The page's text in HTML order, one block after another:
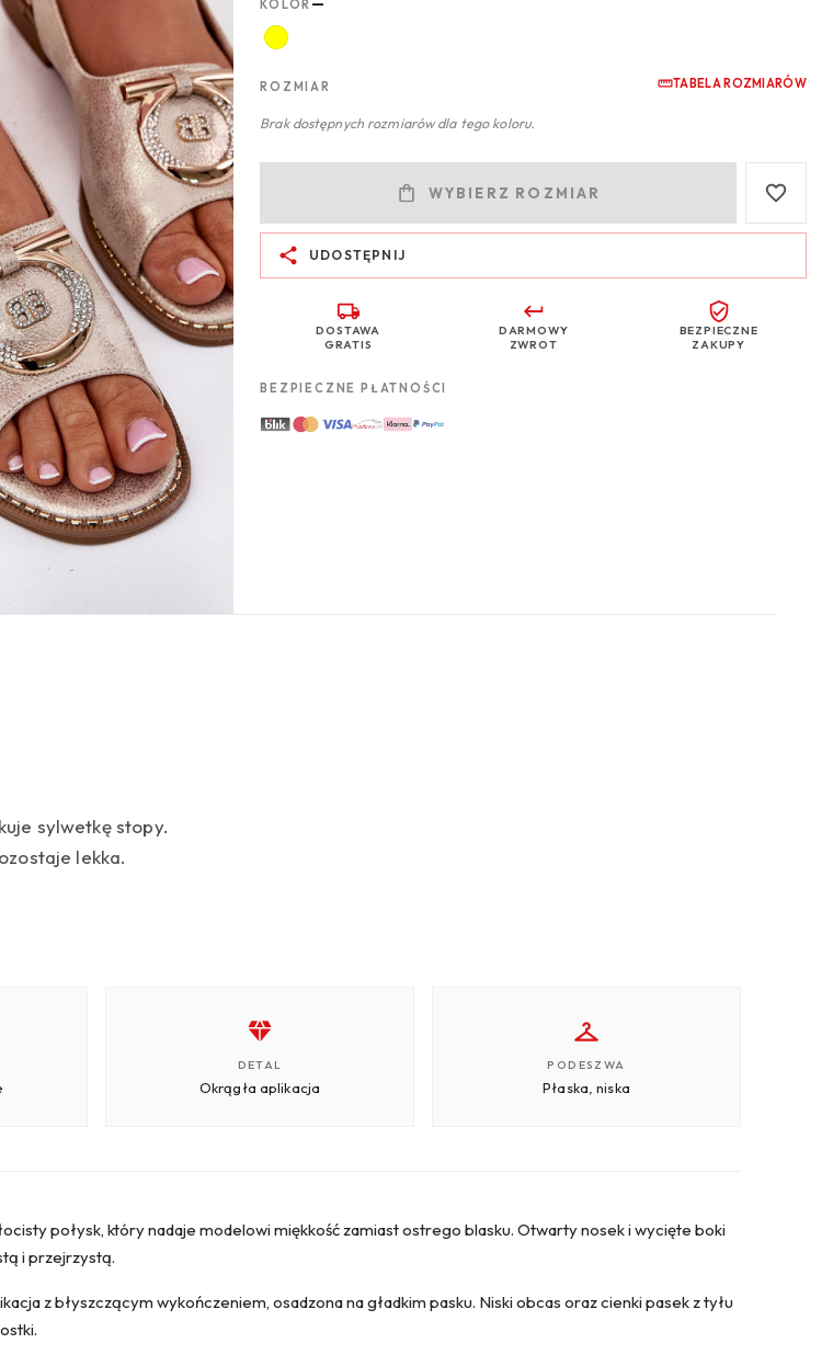
KOLOR
ROZMIAR TABELA ROZMIARÓW
Brak dostępnych rozmiarów dla tego koloru.
WYBIERZ ROZMIAR
UDOSTĘPNIJ
DOSTAWA
GRATIS
DARMOWY
ZWROT
BEZPIECZNE
ZAKUPY
BEZPIECZNE PŁATNOŚCI
sylwetkę stopy.
lekka.
DETAL
Okrągła aplikacja
PODESZWA
Płaska, niska
połysk, który nadaje modelowi miękkość zamiast ostrego blasku. Otwarty nosek i wycięte boki
i przejrzystą.
z błyszczącym wykończeniem, osadzona na gładkim pasku. Niski obcas oraz cienki pasek z tyłu